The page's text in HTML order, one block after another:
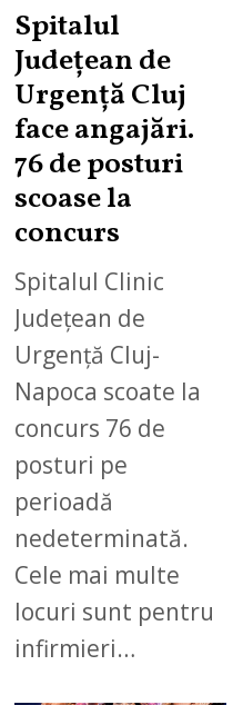
Spitalul
Județean de
Urgență Cluj
face angajări.
76 de posturi
scoase la
concurs
Spitalul Clinic
Județean de
Urgență Cluj-
Napoca scoate la
concurs 76 de
posturi pe
perioadă
nedeterminată.
Cele mai multe
locuri sunt pentru
infirmieri…